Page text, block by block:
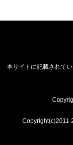
本サイトに記載されて
Copyright(c)2011-